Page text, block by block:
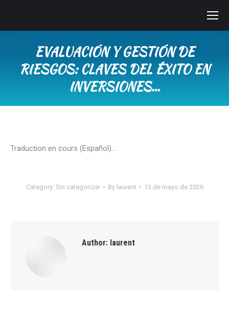
EVALUACIÓN Y GESTIÓN DE
RIESGOS: CLAVES DEL ÉXITO EN
INVERSIONES…
Traduction en cours (Español)…
Category: Sin categorizar By laurent 13 de mayo de 2026
Author: laurent